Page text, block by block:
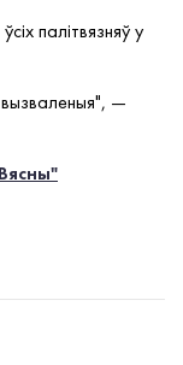
палітвязняў у
—